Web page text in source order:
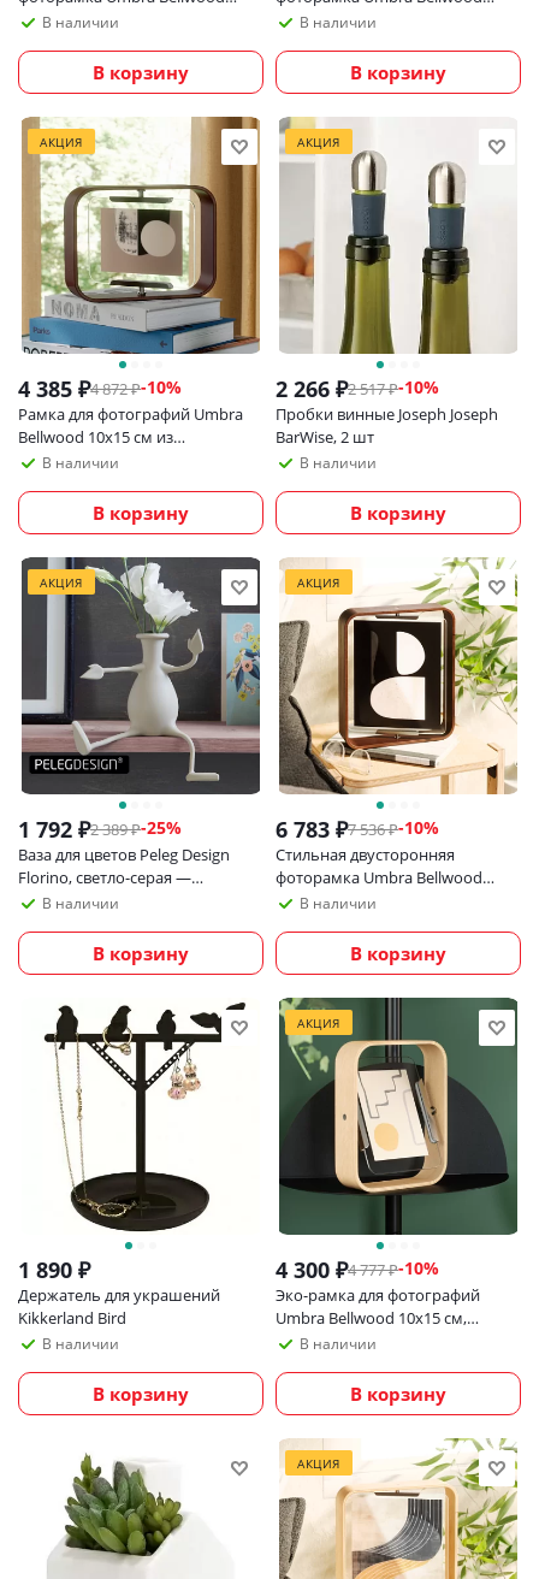
10х15 см, черная
В наличии
В корзину
20х25 см, черная
В наличии
В корзину
АКЦИЯ
4 385 ₽4 872₽-10%
Рамка для фотографий Umbra
Bellwood 10х15 см из
экологичных материалов,
В наличии
В корзину
АКЦИЯ
2 266 ₽2 517₽-10%
Пробки винные Joseph Joseph
BarWise, 2 шт
В наличии
В корзину
АКЦИЯ
1 792 ₽2 389₽-25%
Ваза для цветов Peleg Design
Florino, светло-серая —
оригинальная декоративная
В наличии
В корзину
АКЦИЯ
6 783 ₽7 536₽-10%
Стильная двусторонняя
фоторамка Umbra Bellwood
20х25 см, темное дерево
В наличии
В корзину
1 890 ₽
Держатель для украшений
Kikkerland Bird
В наличии
В корзину
АКЦИЯ
4 300 ₽4 777₽-10%
Эко-рамка для фотографий
Umbra Bellwood 10х15 см,
светлое дерево
В наличии
В корзину
АКЦИЯ